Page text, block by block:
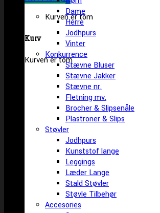
Kurven er tom
Kurv
Kurven er tom
Dame
Herre
Jodhpurs
Vinter
Konkurrence
Stævne Bluser
Stævne Jakker
Stævne nr.
Fletning mv.
Brocher & Slipsenåle
Plastroner & Slips
Støvler
Jodhpurs
Kunststof lange
Leggings
Læder Lange
Stald Støvler
Støvle Tilbehør
Accesories